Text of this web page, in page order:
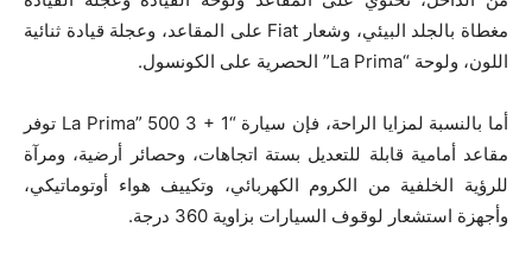
مغطاة بالجلد البيئي، وشعار Fiat على المقاعد، وعجلة قيادة ثنائية
اللون، ولوحة “La Prima” الحصرية على الكونسول.
أما بالنسبة لمزايا الراحة، فإن سيارة “La Prima” 500 3 + 1 توفر
مقاعد أمامية قابلة للتعديل بستة اتجاهات، وحصائر أرضية، ومرآة
للرؤية الخلفية من الكروم الكهربائي، وتكييف هواء أوتوماتيكي،
وأجهزة استشعار لوقوف السيارات بزاوية 360 درجة.